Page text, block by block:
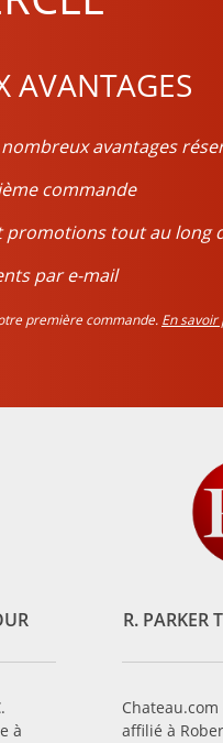
AVANTAGES
avantages
commande
promotions tout au long
par e-mail
première commande. En savoir
à
R. PARKER
affilié à